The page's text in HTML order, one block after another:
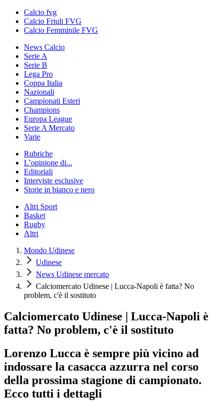
Calcio fvg
Calcio Friuli FVG
Calcio Femminile FVG
News Calcio
Serie A
Serie B
Lega Pro
Coppa Italia
Nazionali
Campionati Esteri
Champions
Europa League
Serie A Mercato
Varie
Rubriche
L’opinione di...
Editoriali
Interviste esclusive
Storie in bianco e nero
Altri Sport
Basket
Rugby
Altri
Mondo Udinese
Udinese
News Udinese mercato
Calciomercato Udinese | Lucca-Napoli è fatta? No
problem, c'è il sostituto
Calciomercato Udinese | Lucca-Napoli è
fatta? No problem, c'è il sostituto
Lorenzo Lucca è sempre più vicino ad
indossare la casacca azzurra nel corso
della prossima stagione di campionato.
Ecco tutti i dettagli